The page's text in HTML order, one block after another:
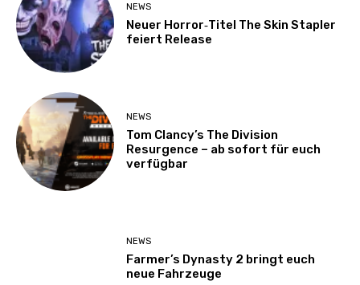
NEWS
Neuer Horror‑Titel The Skin Stapler
feiert Release
NEWS
Tom Clancy’s The Division
Resurgence – ab sofort für euch
verfügbar
NEWS
Farmer’s Dynasty 2 bringt euch
neue Fahrzeuge